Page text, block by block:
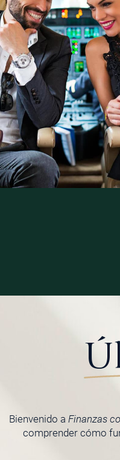
Bienvenido a Finanzas
comprender cómo